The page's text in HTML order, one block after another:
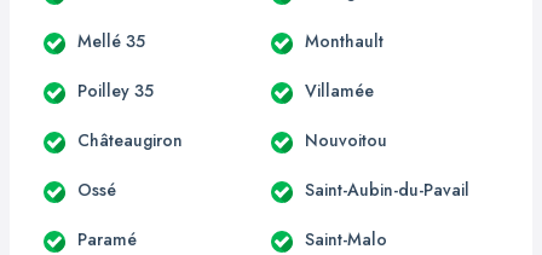
Mellé 35 Monthault
Poilley 35 Villamée
Châteaugiron Nouvoitou
Ossé Saint-Aubin-du-Pavail
Paramé Saint-Malo